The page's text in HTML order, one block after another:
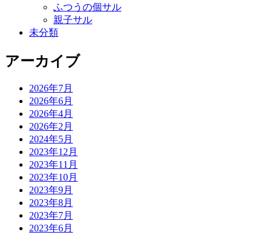
ふつうの個サル
親子サル
未分類
アーカイブ
2026年7月
2026年6月
2026年4月
2026年2月
2024年5月
2023年12月
2023年11月
2023年10月
2023年9月
2023年8月
2023年7月
2023年6月